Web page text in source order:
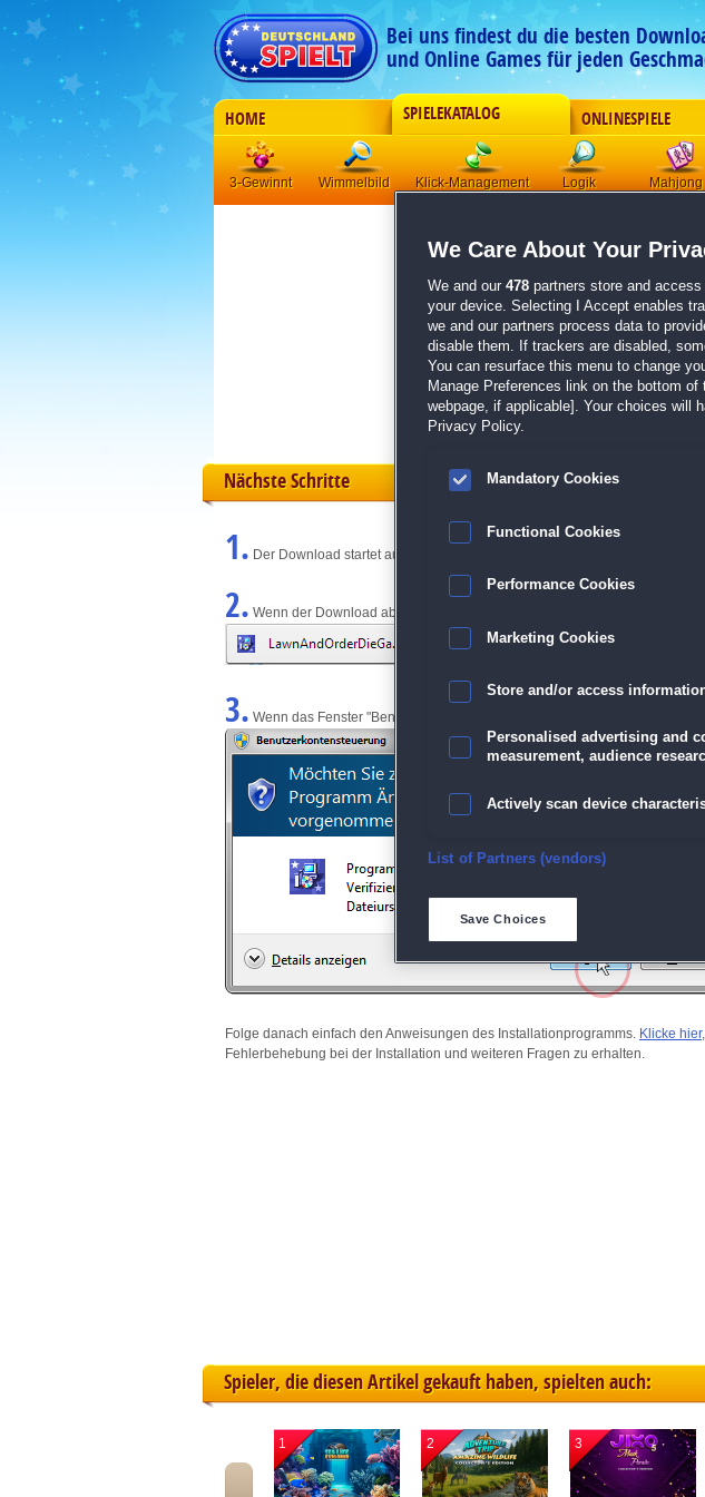
Bei uns findest du die besten
und Online Games für jeden
HOME SPIELEKATALOG ONLINESPIELE
3-Gewinnt Wimmelbild Klick-Management Logik Mahjong
Der Download wird
Delicious: Emily und die
Größe 512.6 MB
Einen Moment bitte, dein
Falls der Download nicht
Zurück zur Gamepage
Nächste Schritte
1. Der Download startet automatisch und wird am unteren Rand des
2. Wenn der Download abgeschlossen ist, klicke einfach auf die Datei.
3. Wenn das Fenster "Benutzerkontensteuerung" angezeigt wird, klicke auf
Folge danach einfach den Anweisungen des Installationprogramms. Klicke hier
Fehlerbehebung bei der Installation und weiteren Fragen zu erhalten.
Spieler, die diesen Artikel gekauft haben, spielten auch:
1 2 3
We Care About Your
We and our 478 partners store and
your device. Selecting I Accept enables
we and our partners process data to
disable them. If trackers are disabled,
You can resurface this menu to change
Manage Preferences link on the bottom
webpage, if applicable]. Your choices will
Privacy Policy.
Mandatory Cookies
Functional Cookies
Performance Cookies
Marketing Cookies
Store and/or access
Personalised advertising and
measurement, audience
Actively scan device
Ensure security, prevent and
Match and combine data from
List of Partners (vendors)
Save Choices